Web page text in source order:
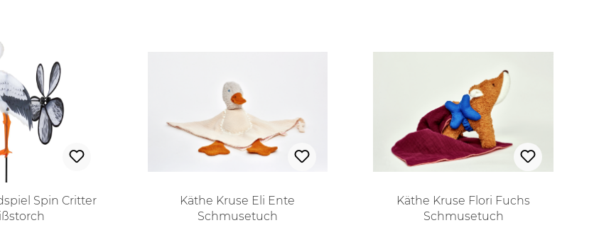
Spin Critter
Käthe Kruse Eli Ente
Schmusetuch
Käthe Kruse Flori Fuchs
Schmusetuch